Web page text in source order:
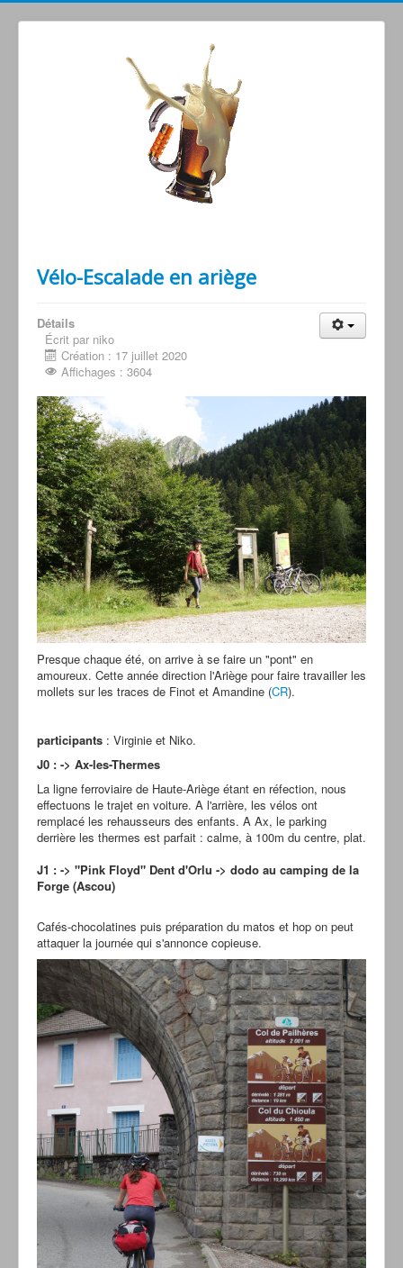
Vélo-Escalade en ariège
Détails
Écrit par niko
Création : 17 juillet 2020
Affichages : 3604
Presque chaque été, on arrive à se faire un "pont" en
amoureux. Cette année direction l'Ariège pour faire travailler les
mollets sur les traces de Finot et Amandine (CR).
participants : Virginie et Niko.
J0 : -> Ax-les-Thermes
La ligne ferroviaire de Haute-Ariège étant en réfection, nous
effectuons le trajet en voiture. A l'arrière, les vélos ont
remplacé les rehausseurs des enfants. A Ax, le parking
derrière les thermes est parfait : calme, à 100m du centre, plat.
J1 : -> "Pink Floyd" Dent d'Orlu -> dodo au camping de la
Forge (Ascou)
Cafés-chocolatines puis préparation du matos et hop on peut
attaquer la journée qui s'annonce copieuse.